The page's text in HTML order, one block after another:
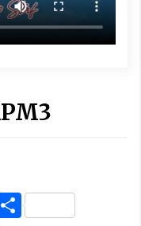
Share